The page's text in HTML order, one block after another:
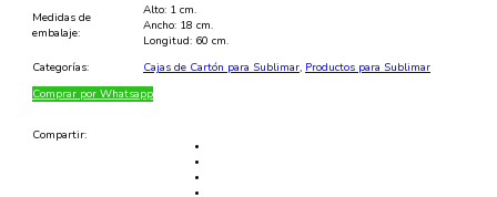
Medidas de
embalaje:
Alto: 1 cm.
Ancho: 18 cm.
Longitud: 60 cm.
Categorías:
Cajas de Cartón para Sublimar, Productos para Sublimar
Comprar por Whatsapp
Compartir: